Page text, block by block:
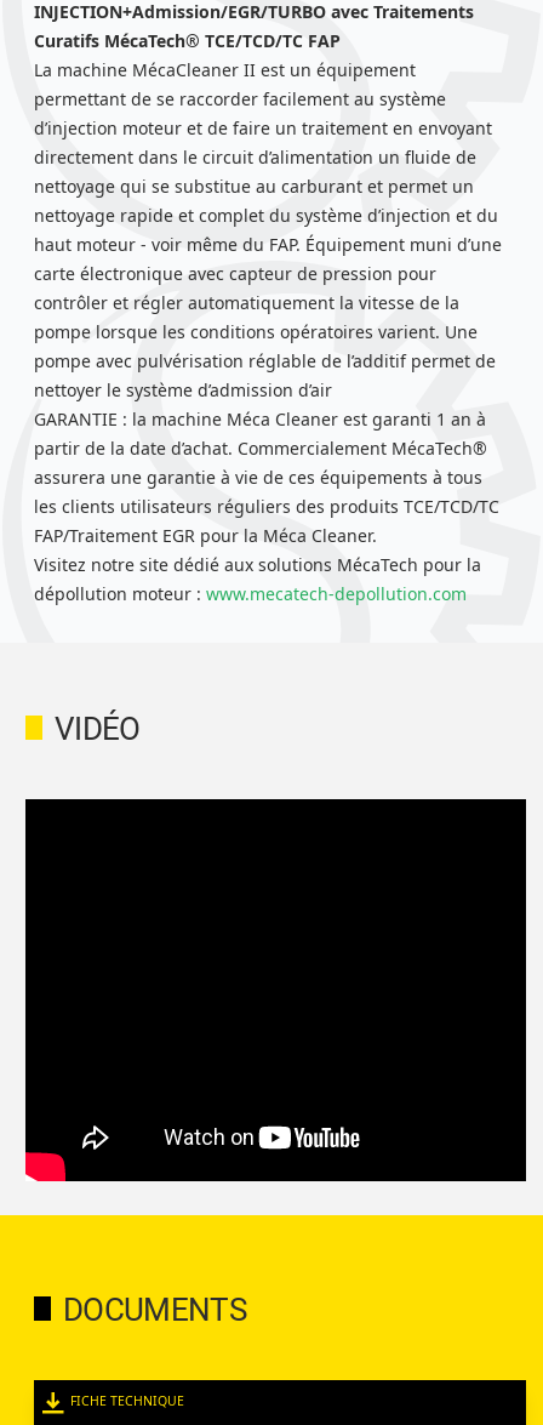
INJECTION+Admission/EGR/TURBO avec Traitements
Curatifs MécaTech® TCE/TCD/TC FAP
La machine MécaCleaner II est un équipement
permettant de se raccorder facilement au système
d’injection moteur et de faire un traitement en envoyant
directement dans le circuit d’alimentation un fluide de
nettoyage qui se substitue au carburant et permet un
nettoyage rapide et complet du système d’injection et du
haut moteur - voir même du FAP. Équipement muni d’une
carte électronique avec capteur de pression pour
contrôler et régler automatiquement la vitesse de la
pompe lorsque les conditions opératoires varient. Une
pompe avec pulvérisation réglable de l’additif permet de
nettoyer le système d’admission d’air
GARANTIE : la machine Méca Cleaner est garanti 1 an à
partir de la date d’achat. Commercialement MécaTech®
assurera une garantie à vie de ces équipements à tous
les clients utilisateurs réguliers des produits TCE/TCD/TC
FAP/Traitement EGR pour la Méca Cleaner.
Visitez notre site dédié aux solutions MécaTech pour la
dépollution moteur : www.mecatech-depollution.com
VIDÉO
DOCUMENTS
FICHE TECHNIQUE